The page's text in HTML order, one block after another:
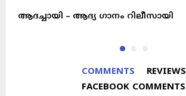
ആദച്ചായി – ആദ്യ ഗാനം റിലീസായി
COMMENTS
REVIEWS
FACEBOOK COMMENTS